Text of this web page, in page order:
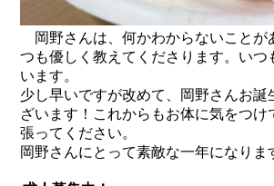
岡野さんは、何かわからないことが
つも優しく教えてくださります。いつ
います。
少し早いですが改めて、岡野さんお誕
ざいます！これからもお体に気をつけ
張ってください。
岡野さんにとって素敵な一年になりま